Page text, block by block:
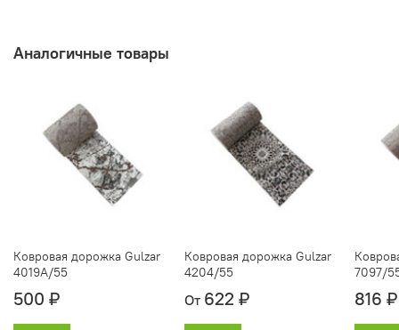
Аналогичные товары
Ковровая дорожка Gulzar
4019A/55
500 ₽
Ковровая дорожка Gulzar
4204/55
От 622 ₽
7097/
816 ₽